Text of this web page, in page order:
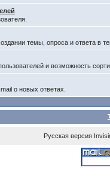
темы, опроса и ответа в
и возможность
о новых ответах.
Русская версия